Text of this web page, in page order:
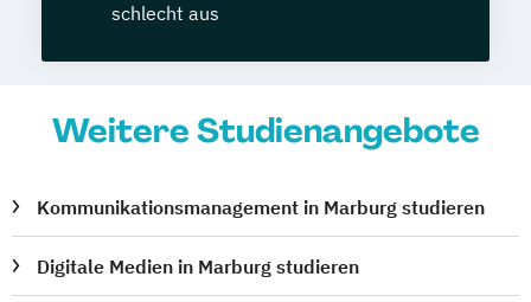
schlecht aus
Weitere Studienangebote
Kommunikationsmanagement in Marburg studieren
Digitale Medien in Marburg studieren